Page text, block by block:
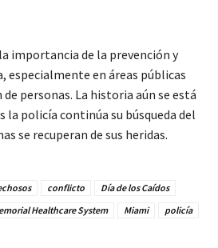
importancia de la prevención y
especialmente en áreas públicas
personas. La historia aún se está
policía continúa su búsqueda del
se recuperan de sus heridas.
conflicto
Día de los Caídos
Healthcare System Miami
policía